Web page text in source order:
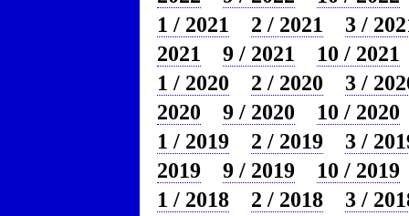
1 / 2021
2 / 2021
3 /
2021
9 / 2021
10 / 2021
1 / 2020
2 / 2020
3 /
2020
9 / 2020
10 / 2020
1 / 2019
2 / 2019
3 /
2019
9 / 2019
10 / 2019
1 / 2018
2 / 2018
3 /